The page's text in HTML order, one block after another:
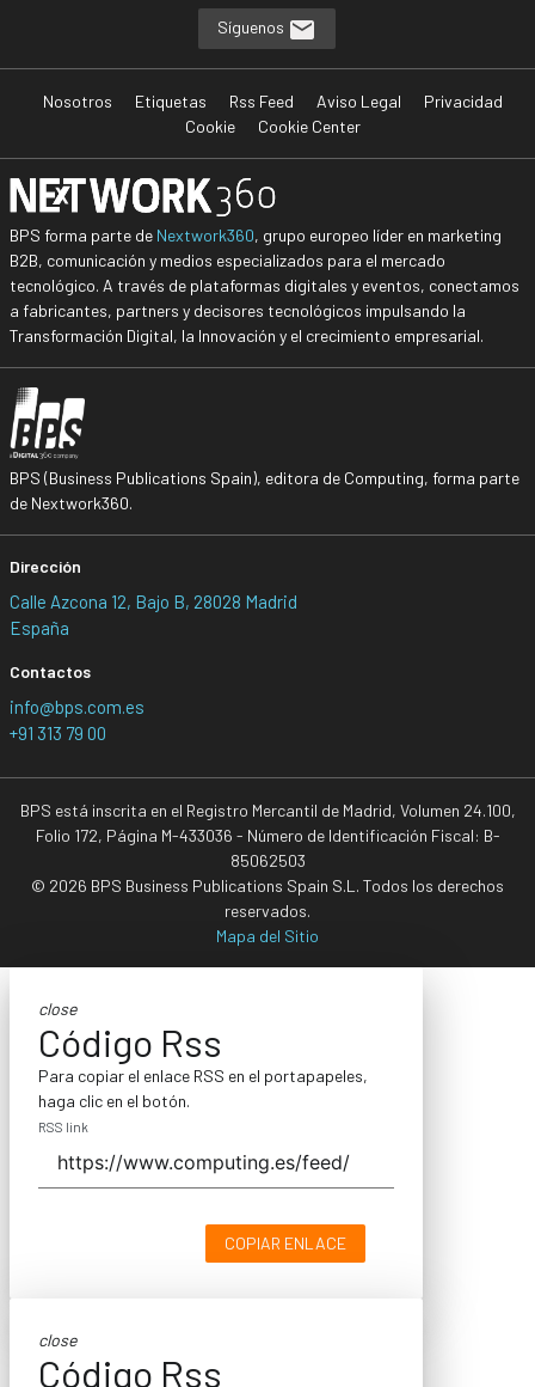
Síguenos
Nosotros Etiquetas Rss Feed Aviso Legal
Privacidad
Cookie
Cookie Center
BPS forma parte de Nextwork360, grupo europeo líder en marketing
B2B, comunicación y medios especializados para el mercado
tecnológico. A través de plataformas digitales y eventos, conectamos
a fabricantes, partners y decisores tecnológicos impulsando la
Transformación Digital, la Innovación y el crecimiento empresarial.
BPS (Business Publications Spain), editora de Computing, forma parte
de Nextwork360.
Dirección
Calle Azcona 12, Bajo B, 28028 Madrid
España
Contactos
info@bps.com.es
+91 313 79 00
BPS está inscrita en el Registro Mercantil de Madrid, Volumen 24.100,
Folio 172, Página M-433036 - Número de Identificación Fiscal: B-
85062503
© 2026 BPS Business Publications Spain S.L. Todos los derechos
reservados.
Mapa del Sitio
close
Código Rss
Para copiar el enlace RSS en el portapapeles,
haga clic en el botón.
RSS link
COPIAR ENLACE
close
Código Rss